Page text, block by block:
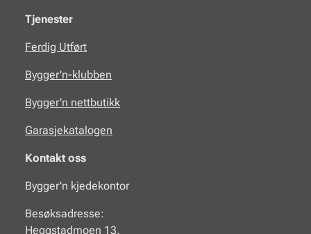
Tjenester
Ferdig Utført
Bygger'n-klubben
Bygger'n nettbutikk
Garasjekatalogen
Kontakt oss
Bygger'n kjedekontor
Besøksadresse:
Heggstadmoen 13,